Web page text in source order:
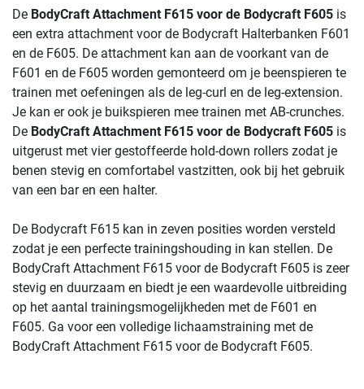
De BodyCraft Attachment F615 voor de Bodycraft F605 is
een extra attachment voor de Bodycraft Halterbanken F601
en de F605. De attachment kan aan de voorkant van de
F601 en de F605 worden gemonteerd om je beenspieren te
trainen met oefeningen als de leg-curl en de leg-extension.
Je kan er ook je buikspieren mee trainen met AB-crunches.
De BodyCraft Attachment F615 voor de Bodycraft F605 is
uitgerust met vier gestoffeerde hold-down rollers zodat je
benen stevig en comfortabel vastzitten, ook bij het gebruik
van een bar en een halter.
De Bodycraft F615 kan in zeven posities worden versteld
zodat je een perfecte trainingshouding in kan stellen. De
BodyCraft Attachment F615 voor de Bodycraft F605 is zeer
stevig en duurzaam en biedt je een waardevolle uitbreiding
op het aantal trainingsmogelijkheden met de F601 en
F605. Ga voor een volledige lichaamstraining met de
BodyCraft Attachment F615 voor de Bodycraft F605.